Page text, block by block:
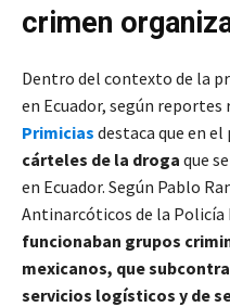
crimen
Dentro del contexto de la
en Ecuador, según
Primicias destaca que en
cárteles de la droga que
en Ecuador. Según Pablo
Antinarcóticos de la Policía
funcionaban grupos
mexicanos, que
servicios logísticos y de